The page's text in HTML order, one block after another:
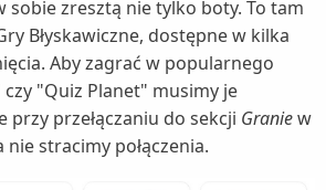
sobie zresztą nie tylko boty. To tam
Błyskawiczne, dostępne w kilka
Aby zagrać w popularnego
"Quiz Planet" musimy je
przy przełączaniu do sekcji Graniew
stracimy połączenia.